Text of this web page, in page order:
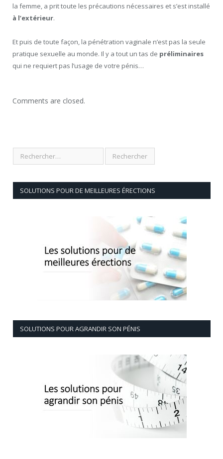
la femme, a prit toute les précautions nécessaires et s’est installé
à l’extérieur.
Et puis de toute façon, la pénétration vaginale n’est pas la seule
pratique sexuelle au monde. Il y a tout un tas de préliminaires
qui ne requiert pas l’usage de votre pénis…
Comments are closed.
SOLUTIONS POUR DE MEILLEURES ÉRECTIONS
SOLUTIONS POUR AGRANDIR SON PÉNIS